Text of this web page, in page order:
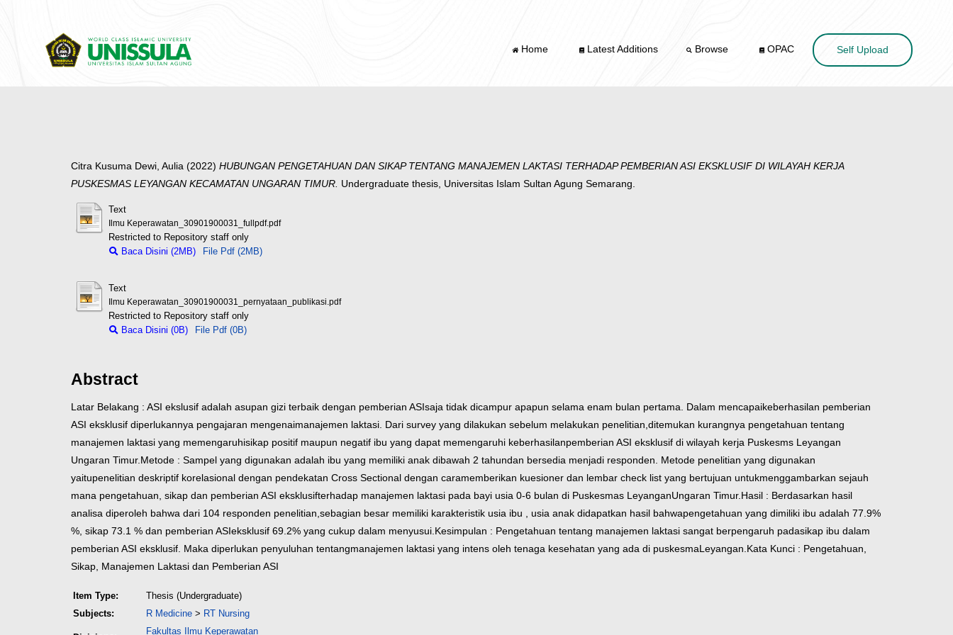
Home Latest Additions Browse OPAC Self Upload
Citra Kusuma Dewi, Aulia (2022) HUBUNGAN PENGETAHUAN DAN SIKAP TENTANG MANAJEMEN LAKTASI TERHADAP PEMBERIAN ASI EKSKLUSIF DI WILAYAH KERJA
PUSKESMAS LEYANGAN KECAMATAN UNGARAN TIMUR. Undergraduate thesis, Universitas Islam Sultan Agung Semarang.
Text
Ilmu Keperawatan_30901900031_fullpdf.pdf
Restricted to Repository staff only
Baca Disini (2MB)
File Pdf (2MB)
Text
Ilmu Keperawatan_30901900031_pernyataan_publikasi.pdf
Restricted to Repository staff only
Baca Disini (0B)
File Pdf (0B)
Abstract
Latar Belakang : ASI ekslusif adalah asupan gizi terbaik dengan pemberian ASIsaja tidak dicampur apapun selama enam bulan pertama. Dalam mencapaikeberhasilan pemberian
ASI eksklusif diperlukannya pengajaran mengenaimanajemen laktasi. Dari survey yang dilakukan sebelum melakukan penelitian,ditemukan kurangnya pengetahuan tentang
manajemen laktasi yang memengaruhisikap positif maupun negatif ibu yang dapat memengaruhi keberhasilanpemberian ASI eksklusif di wilayah kerja Puskesms Leyangan
Ungaran Timur.Metode : Sampel yang digunakan adalah ibu yang memiliki anak dibawah 2 tahundan bersedia menjadi responden. Metode penelitian yang digunakan
yaitupenelitian deskriptif korelasional dengan pendekatan Cross Sectional dengan caramemberikan kuesioner dan lembar check list yang bertujuan untukmenggambarkan sejauh
mana pengetahuan, sikap dan pemberian ASI eksklusifterhadap manajemen laktasi pada bayi usia 0-6 bulan di Puskesmas LeyanganUngaran Timur.Hasil : Berdasarkan hasil
analisa diperoleh bahwa dari 104 responden penelitian,sebagian besar memiliki karakteristik usia ibu , usia anak didapatkan hasil bahwapengetahuan yang dimiliki ibu adalah 77.9%
%, sikap 73.1 % dan pemberian ASIeksklusif 69.2% yang cukup dalam menyusui.Kesimpulan : Pengetahuan tentang manajemen laktasi sangat berpengaruh padasikap ibu dalam
pemberian ASI eksklusif. Maka diperlukan penyuluhan tentangmanajemen laktasi yang intens oleh tenaga kesehatan yang ada di puskesmaLeyangan.Kata Kunci : Pengetahuan,
Sikap, Manajemen Laktasi dan Pemberian ASI
Item Type:
Thesis (Undergraduate)
Subjects:
R Medicine > RT Nursing
Fakultas Ilmu Keperawatan